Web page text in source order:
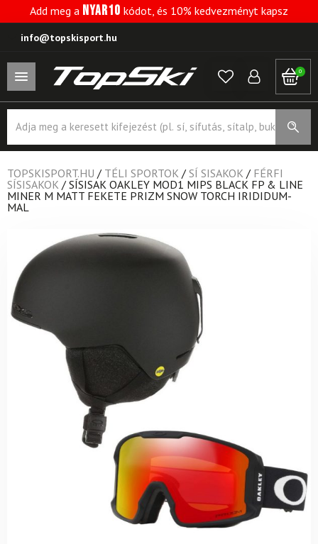
Add meg a NYAR10 kódot, és 10% kedvezményt kapsz
info@topskisport.hu
0
search
TOPSKISPORT.HU / TÉLI SPORTOK / SÍ SISAKOK / FÉRFI
SÍSISAKOK / SÍSISAK OAKLEY MOD1 MIPS BLACK FP & LINE
MINER M MATT FEKETE PRIZM SNOW TORCH IRIDIDUM-
MAL